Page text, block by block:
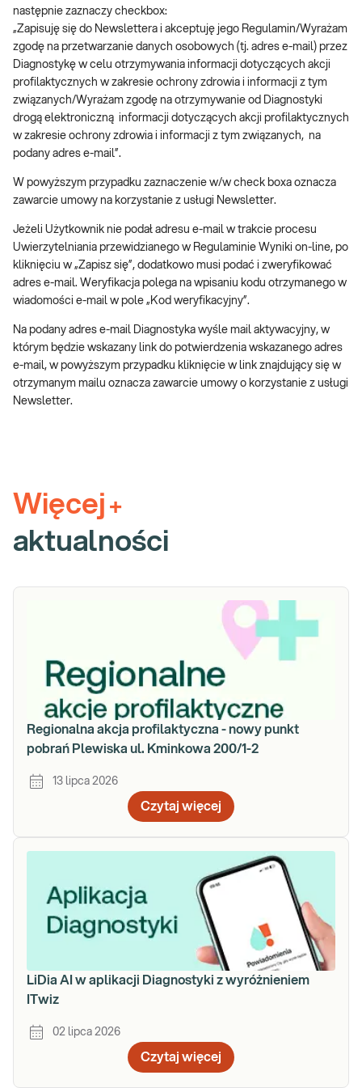
następnie zaznaczy checkbox:
„Zapisuję się do Newslettera i akceptuję jego Regulamin/Wyrażam
zgodę na przetwarzanie danych osobowych (tj. adres e-mail) przez
Diagnostykę w celu otrzymywania informacji dotyczących akcji
profilaktycznych w zakresie ochrony zdrowia i informacji z tym
związanych/Wyrażam zgodę na otrzymywanie od Diagnostyki
drogą elektroniczną informacji dotyczących akcji profilaktycznych
w zakresie ochrony zdrowia i informacji z tym związanych, na
podany adres e-mail”.
W powyższym przypadku zaznaczenie w/w check boxa oznacza
zawarcie umowy na korzystanie z usługi Newsletter.
Jeżeli Użytkownik nie podał adresu e-mail w trakcie procesu
Uwierzytelniania przewidzianego w Regulaminie Wyniki on-line, po
kliknięciu w „Zapisz się”, dodatkowo musi podać i zweryfikować
adres e-mail. Weryfikacja polega na wpisaniu kodu otrzymanego w
wiadomości e-mail w pole „Kod weryfikacyjny”.
Na podany adres e-mail Diagnostyka wyśle mail aktywacyjny, w
którym będzie wskazany link do potwierdzenia wskazanego adres
e-mail, w powyższym przypadku kliknięcie w link znajdujący się w
otrzymanym mailu oznacza zawarcie umowy o korzystanie z usługi
Newsletter.
Więcej +
aktualności
Regionalna akcja profilaktyczna - nowy punkt
pobrań Plewiska ul. Kminkowa 200/1-2
13 lipca 2026
Czytaj więcej
LiDia AI w aplikacji Diagnostyki z wyróżnieniem
ITwiz
02 lipca 2026
Czytaj więcej